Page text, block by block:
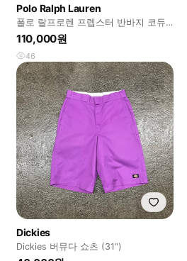
Polo Ralph Lauren
폴로 랄프로렌 프렙스터 반바지 코듀
로이 클래식핏 M사이즈
110,000원
46
Dickies
Dickies 버뮤다 쇼츠 (31“)